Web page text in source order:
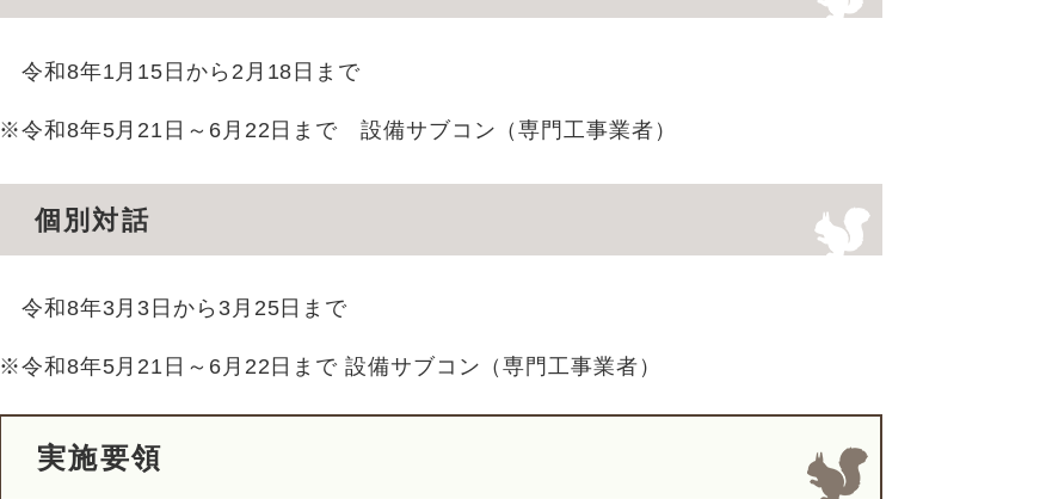
令和8年1月15日から2月18日まで
※令和8年5月21日～6月22日まで 設備サブコン（専門工事業者）
個別対話
令和8年3月3日から3月25日まで
※令和8年5月21日～6月22日まで 設備サブコン（専門工事業者）
実施要領